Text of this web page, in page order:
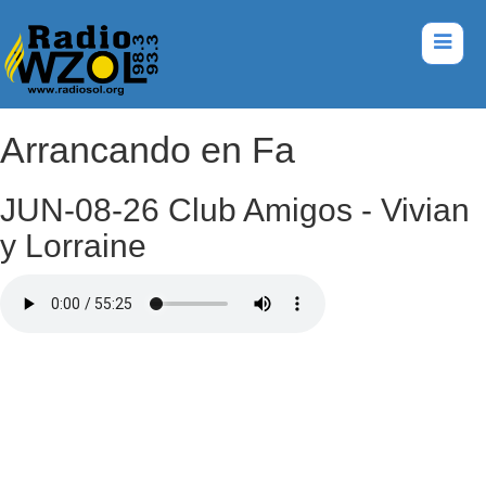
Arrancando en Fa
JUN-08-26 Club Amigos - Vivian
y Lorraine